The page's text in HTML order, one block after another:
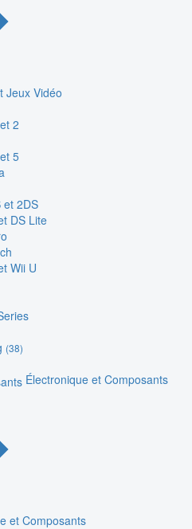
Jeux Vidéo
2
5
et 2DS
DS Lite
Wii U
(38)
Électronique et Composants
et Composants